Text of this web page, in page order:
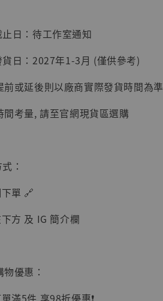
加購優惠【讓子彈飛 鵝城縣長 張麻子 [BK01]】
【現貨】
BJSTUDIO 1/6系列
子 [BK01]
- +
日：待工作室通知
日：2027年1-3月 (僅供參考)
或延後則以廠商實際發貨時間為準
間考量, 請至官網現貨區選購
：
單 🔗
方 及 IG 簡介欄
優惠：
滿5件 享98折優惠❗️